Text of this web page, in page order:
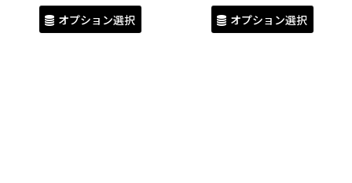
オプション選択 オプション選択